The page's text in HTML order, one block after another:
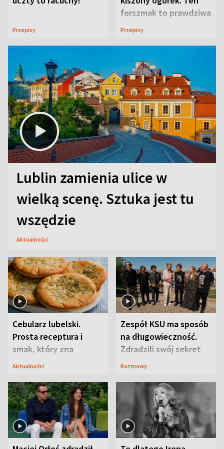
Przepisy
forszmak to prawdziwa
uczta
Przepisy
Lublin zamienia ulice w
wielką scenę. Sztuka jest tu
wszędzie
Aktualności
Cebularz lubelski.
Prosta receptura i
smak, który zna
Lubelszczyzna
Aktualności
Zespół KSU ma sposób
na długowieczność.
Zdradzili swój sekret
Rozmowy